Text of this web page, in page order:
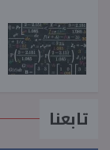
تابعنا